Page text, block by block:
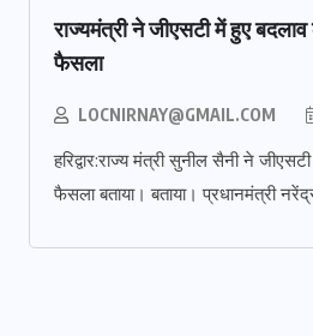
राज्यमंत्री ने जीएसटी में हुए बदलाव
फैसला
LOCNIRNAY@GMAIL.COM
हरिद्वार:राज्य मंत्री सुनील सैनी ने
फैसला बताया। बताया। प्रधानमंत्री